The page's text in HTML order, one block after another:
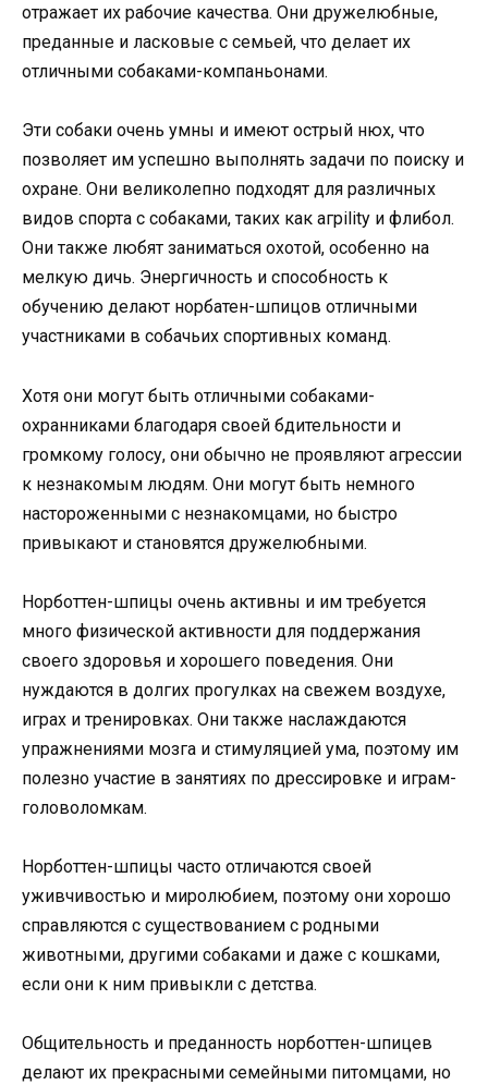
отражает их рабочие качества. Они дружелюбные,
преданные и ласковые с семьей, что делает их
отличными собаками-компаньонами.
Эти собаки очень умны и имеют острый нюх, что
позволяет им успешно выполнять задачи по поиску и
охране. Они великолепно подходят для различных
видов спорта с собаками, таких как агрility и флибол.
Они также любят заниматься охотой, особенно на
мелкую дичь. Энергичность и способность к
обучению делают норбатен-шпицов отличными
участниками в собачьих спортивных команд.
Хотя они могут быть отличными собаками-
охранниками благодаря своей бдительности и
громкому голосу, они обычно не проявляют агрессии
к незнакомым людям. Они могут быть немного
настороженными с незнакомцами, но быстро
привыкают и становятся дружелюбными.
Норботтен-шпицы очень активны и им требуется
много физической активности для поддержания
своего здоровья и хорошего поведения. Они
нуждаются в долгих прогулках на свежем воздухе,
играх и тренировках. Они также наслаждаются
упражнениями мозга и стимуляцией ума, поэтому им
полезно участие в занятиях по дрессировке и играм-
головоломкам.
Норботтен-шпицы часто отличаются своей
уживчивостью и миролюбием, поэтому они хорошо
справляются с существованием с родными
животными, другими собаками и даже с кошками,
если они к ним привыкли с детства.
Общительность и преданность норботтен-шпицев
делают их прекрасными семейными питомцами, но